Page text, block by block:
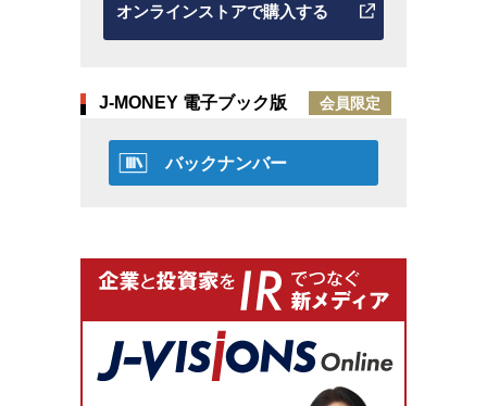
オンラインストアで購入する
J-MONEY 電子ブック版 会員限定
バックナンバー